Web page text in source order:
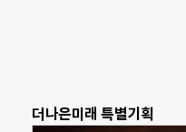
더나은미래 특별기획